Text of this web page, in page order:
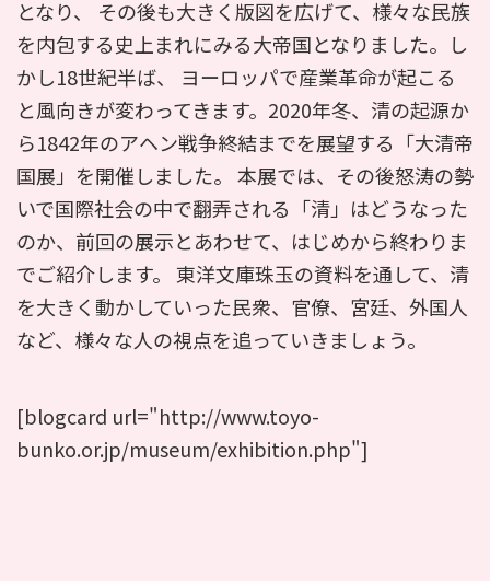
となり、 その後も大きく版図を広げて、様々な民族
を内包する史上まれにみる大帝国となりました。し
かし18世紀半ば、 ヨーロッパで産業革命が起こる
と風向きが変わってきます。2020年冬、清の起源か
ら1842年のアヘン戦争終結までを展望する「大清帝
国展」を開催しました。 本展では、その後怒涛の勢
いで国際社会の中で翻弄される「清」はどうなった
のか、前回の展示とあわせて、はじめから終わりま
でご紹介します。 東洋文庫珠玉の資料を通して、清
を大きく動かしていった民衆、官僚、宮廷、外国人
など、様々な人の視点を追っていきましょう。
[blogcard url="http://www.toyo-
bunko.or.jp/museum/exhibition.php"]